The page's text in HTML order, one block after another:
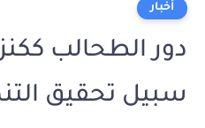
أخبار
دور الطحالب
سبيل تحقيق